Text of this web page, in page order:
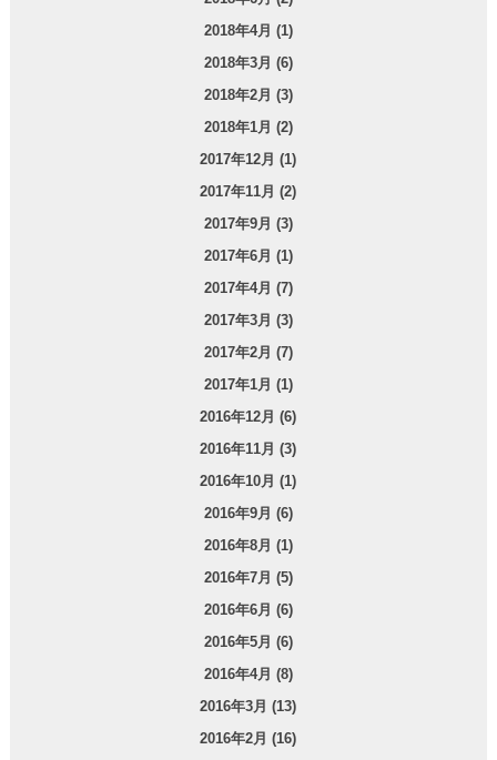
2018年4月 (1)
2018年3月 (6)
2018年2月 (3)
2018年1月 (2)
2017年12月 (1)
2017年11月 (2)
2017年9月 (3)
2017年6月 (1)
2017年4月 (7)
2017年3月 (3)
2017年2月 (7)
2017年1月 (1)
2016年12月 (6)
2016年11月 (3)
2016年10月 (1)
2016年9月 (6)
2016年8月 (1)
2016年7月 (5)
2016年6月 (6)
2016年5月 (6)
2016年4月 (8)
2016年3月 (13)
2016年2月 (16)